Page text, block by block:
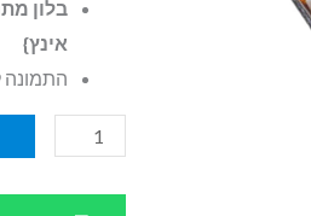
אינץ}
כמות
מגש